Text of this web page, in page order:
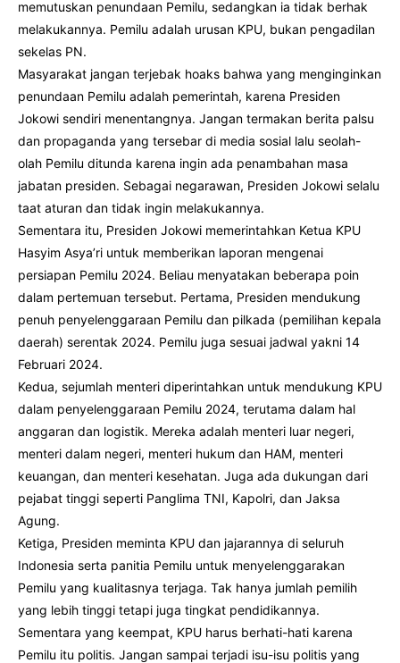
memutuskan penundaan Pemilu, sedangkan ia tidak berhak
melakukannya. Pemilu adalah urusan KPU, bukan pengadilan
sekelas PN.
Masyarakat jangan terjebak hoaks bahwa yang menginginkan
penundaan Pemilu adalah pemerintah, karena Presiden
Jokowi sendiri menentangnya. Jangan termakan berita palsu
dan propaganda yang tersebar di media sosial lalu seolah-
olah Pemilu ditunda karena ingin ada penambahan masa
jabatan presiden. Sebagai negarawan, Presiden Jokowi selalu
taat aturan dan tidak ingin melakukannya.
Sementara itu, Presiden Jokowi memerintahkan Ketua KPU
Hasyim Asya’ri untuk memberikan laporan mengenai
persiapan Pemilu 2024. Beliau menyatakan beberapa poin
dalam pertemuan tersebut. Pertama, Presiden mendukung
penuh penyelenggaraan Pemilu dan pilkada (pemilihan kepala
daerah) serentak 2024. Pemilu juga sesuai jadwal yakni 14
Februari 2024.
Kedua, sejumlah menteri diperintahkan untuk mendukung KPU
dalam penyelenggaraan Pemilu 2024, terutama dalam hal
anggaran dan logistik. Mereka adalah menteri luar negeri,
menteri dalam negeri, menteri hukum dan HAM, menteri
keuangan, dan menteri kesehatan. Juga ada dukungan dari
pejabat tinggi seperti Panglima TNI, Kapolri, dan Jaksa
Agung.
Ketiga, Presiden meminta KPU dan jajarannya di seluruh
Indonesia serta panitia Pemilu untuk menyelenggarakan
Pemilu yang kualitasnya terjaga. Tak hanya jumlah pemilih
yang lebih tinggi tetapi juga tingkat pendidikannya.
Sementara yang keempat, KPU harus berhati-hati karena
Pemilu itu politis. Jangan sampai terjadi isu-isu politis yang